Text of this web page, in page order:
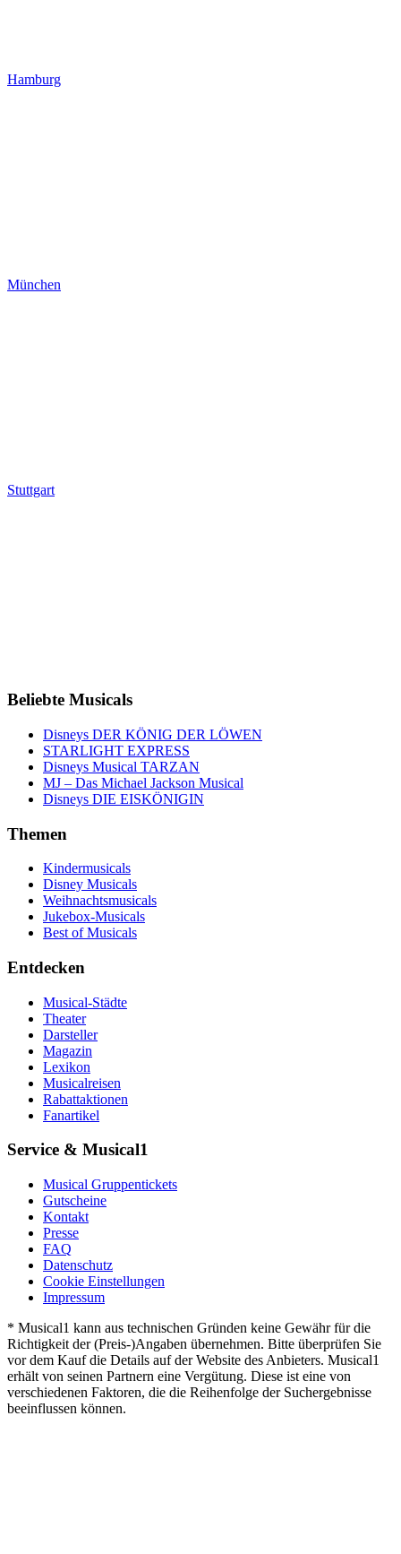
Hamburg
München
Stuttgart
Beliebte Musicals
Disneys DER KÖNIG DER LÖWEN
STARLIGHT EXPRESS
Disneys Musical TARZAN
MJ – Das Michael Jackson Musical
Disneys DIE EISKÖNIGIN
Themen
Kindermusicals
Disney Musicals
Weihnachtsmusicals
Jukebox-Musicals
Best of Musicals
Entdecken
Musical-Städte
Theater
Darsteller
Magazin
Lexikon
Musicalreisen
Rabattaktionen
Fanartikel
Service & Musical1
Musical Gruppentickets
Gutscheine
Kontakt
Presse
FAQ
Datenschutz
Cookie Einstellungen
Impressum
* Musical1 kann aus technischen Gründen keine Gewähr für die
Richtigkeit der (Preis-)Angaben übernehmen. Bitte überprüfen Sie
vor dem Kauf die Details auf der Website des Anbieters. Musical1
erhält von seinen Partnern eine Vergütung. Diese ist eine von
verschiedenen Faktoren, die die Reihenfolge der Suchergebnisse
beeinflussen können.